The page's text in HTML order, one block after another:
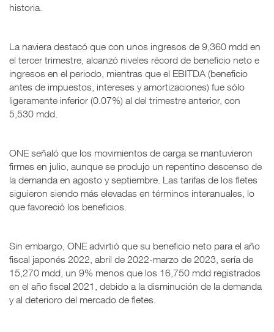
historia.
La naviera destacó que con unos ingresos de 9,360 mdd en
el tercer trimestre, alcanzó niveles récord de beneficio neto e
ingresos en el periodo, mientras que el EBITDA (beneficio
antes de impuestos, intereses y amortizaciones) fue sólo
ligeramente inferior (0.07%) al del trimestre anterior, con
5,530 mdd.
ONE señaló que los movimientos de carga se mantuvieron
firmes en julio, aunque se produjo un repentino descenso de
la demanda en agosto y septiembre. Las tarifas de los fletes
siguieron siendo más elevadas en términos interanuales, lo
que favoreció los beneficios.
Sin embargo, ONE advirtió que su beneficio neto para el año
fiscal japonés 2022, abril de 2022-marzo de 2023, sería de
15,270 mdd, un 9% menos que los 16,750 mdd registrados
en el año fiscal 2021, debido a la disminución de la demanda
y al deterioro del mercado de fletes.